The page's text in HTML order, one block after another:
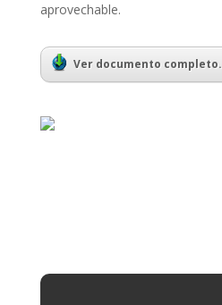
aprovechable.
Ver documento completo.